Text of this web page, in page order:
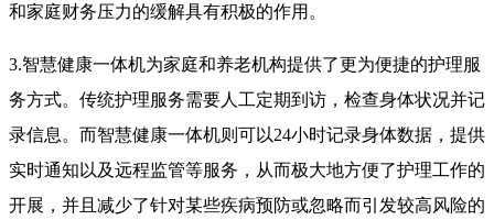
和家庭财务压力的缓解具有积极的作用。
3.智慧健康一体机为家庭和养老机构提供了更为便捷的护理服
务方式。传统护理服务需要人工定期到访，检查身体状况并记
录信息。而智慧健康一体机则可以24小时记录身体数据，提供
实时通知以及远程监管等服务，从而极大地方便了护理工作的
开展，并且减少了针对某些疾病预防或忽略而引发较高风险的